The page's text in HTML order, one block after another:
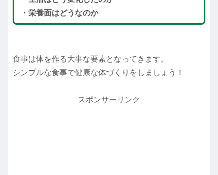
・栄養面はどうなのか
食事は体を作る大事な要素となってきます。
シンプルな食事で健康な体づくりをしましょう！
スポンサーリンク